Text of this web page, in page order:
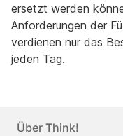
ersetzt werden
Anforderungen der
verdienen nur das
jeden Tag.
Über Think!